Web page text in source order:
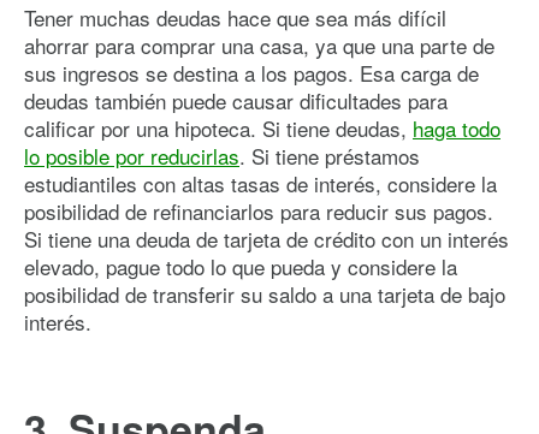
Tener muchas deudas hace que sea más difícil
ahorrar para comprar una casa, ya que una parte de
sus ingresos se destina a los pagos. Esa carga de
deudas también puede causar dificultades para
calificar por una hipoteca. Si tiene deudas, haga todo
lo posible por reducirlas. Si tiene préstamos
estudiantiles con altas tasas de interés, considere la
posibilidad de refinanciarlos para reducir sus pagos.
Si tiene una deuda de tarjeta de crédito con un interés
elevado, pague todo lo que pueda y considere la
posibilidad de transferir su saldo a una tarjeta de bajo
interés.